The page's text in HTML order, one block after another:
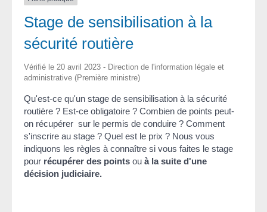
Stage de sensibilisation à la
sécurité routière
Vérifié le 20 avril 2023 - Direction de l'information légale et
administrative (Première ministre)
Qu'est-ce qu'un stage de sensibilisation à la sécurité
routière ? Est-ce obligatoire ? Combien de points peut-
on récupérer sur le permis de conduire ? Comment
s'inscrire au stage ? Quel est le prix ? Nous vous
indiquons les règles à connaître si vous faites le stage
pour récupérer des points ou à la suite d'une
décision judiciaire.